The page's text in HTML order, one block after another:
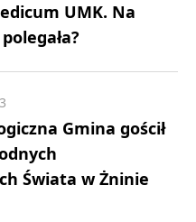
UMK. Na
Gmina gościł
Świata w Żninie